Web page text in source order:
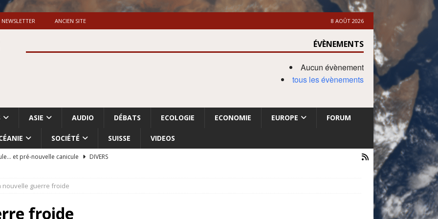
NEWSLETTER ANCIEN SITE 8 AOÛT 2026
ÉVÈNEMENTS
Aucun évènement
tous les évènements
ASIE AUDIO DÉBATS ECOLOGIE ECONOMIE EUROPE FORUM
SOCIÉTÉ SUISSE VIDEOS
et pré-nouvelle canicule
DIVERS
du nettoyage ethnique en Cisjordanie et à Gaza
nouvelle guerre froide
froide